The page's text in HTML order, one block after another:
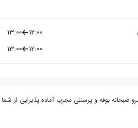
12:00
13:00
12:00
13:00
رویال با تضمین بهترین قیمت. هتل تهران رویال 4 ستاره همراه با سرو